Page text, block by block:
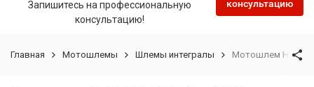
Запишитесь на профессиональную
консультацию!
консультацию
Главная Мотошлемы Шлемы интегралы Мотошлем HJC